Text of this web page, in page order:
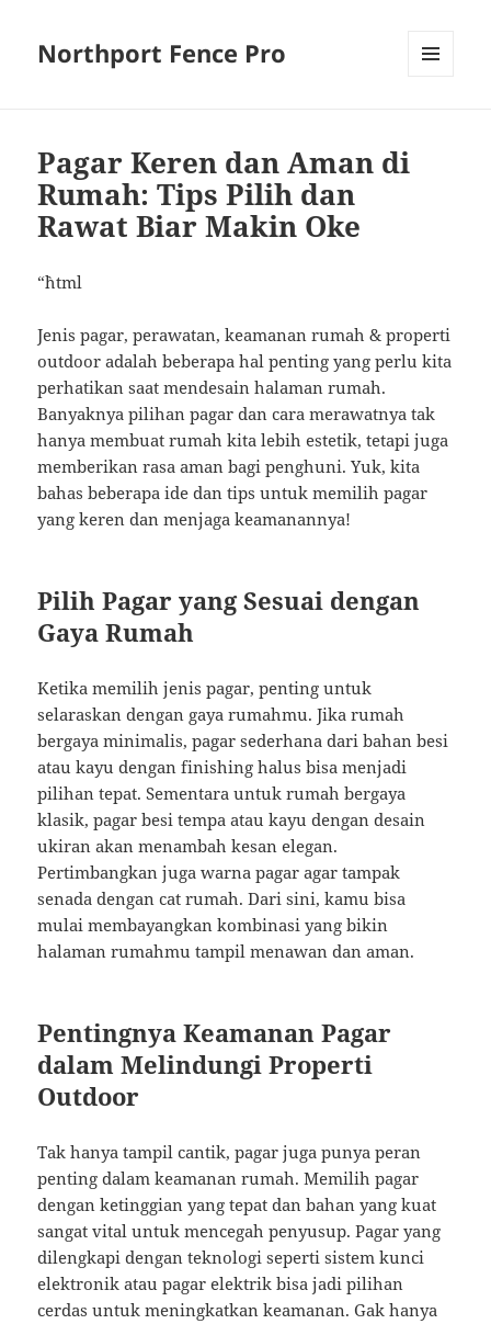
Northport Fence Pro
Pagar Keren dan Aman di
Rumah: Tips Pilih dan
Rawat Biar Makin Oke
“`html
Jenis pagar, perawatan, keamanan rumah & properti
outdoor adalah beberapa hal penting yang perlu kita
perhatikan saat mendesain halaman rumah.
Banyaknya pilihan pagar dan cara merawatnya tak
hanya membuat rumah kita lebih estetik, tetapi juga
memberikan rasa aman bagi penghuni. Yuk, kita
bahas beberapa ide dan tips untuk memilih pagar
yang keren dan menjaga keamanannya!
Pilih Pagar yang Sesuai dengan
Gaya Rumah
Ketika memilih jenis pagar, penting untuk
selaraskan dengan gaya rumahmu. Jika rumah
bergaya minimalis, pagar sederhana dari bahan besi
atau kayu dengan finishing halus bisa menjadi
pilihan tepat. Sementara untuk rumah bergaya
klasik, pagar besi tempa atau kayu dengan desain
ukiran akan menambah kesan elegan.
Pertimbangkan juga warna pagar agar tampak
senada dengan cat rumah. Dari sini, kamu bisa
mulai membayangkan kombinasi yang bikin
halaman rumahmu tampil menawan dan aman.
Pentingnya Keamanan Pagar
dalam Melindungi Properti
Outdoor
Tak hanya tampil cantik, pagar juga punya peran
penting dalam keamanan rumah. Memilih pagar
dengan ketinggian yang tepat dan bahan yang kuat
sangat vital untuk mencegah penyusup. Pagar yang
dilengkapi dengan teknologi seperti sistem kunci
elektronik atau pagar elektrik bisa jadi pilihan
cerdas untuk meningkatkan keamanan. Gak hanya